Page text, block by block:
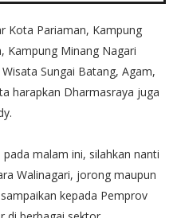
Kota Pariaman, Kampung
Kampung Minang Nagari
Sungai Batang, Agam,
harapkan Dharmasraya juga
pada malam ini, silahkan nanti
Walinagari, jorong maupun
kepada Pemprov